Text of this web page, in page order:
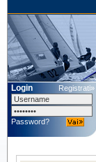
Login Registrati»
Password?